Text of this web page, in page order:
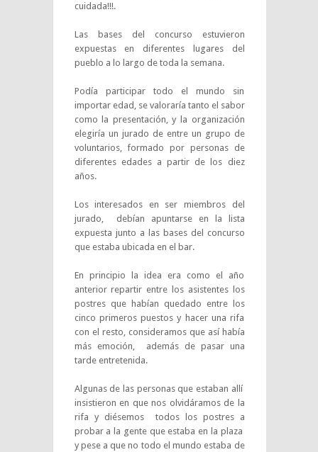
cuidada!!!.
Las bases del concurso estuvieron
expuestas en diferentes lugares del
pueblo a lo largo de toda la semana.
Podía participar todo el mundo sin
importar edad, se valoraría tanto el sabor
como la presentación, y la organización
elegiría un jurado de entre un grupo de
voluntarios, formado por personas de
diferentes edades a partir de los diez
años.
Los interesados en ser miembros del
jurado, debían apuntarse en la lista
expuesta junto a las bases del concurso
que estaba ubicada en el bar.
En principio la idea era como el año
anterior repartir entre los asistentes los
postres que habían quedado entre los
cinco primeros puestos y hacer una rifa
con el resto, consideramos que así había
más emoción, además de pasar una
tarde entretenida.
Algunas de las personas que estaban allí
insistieron en que nos olvidáramos de la
rifa y diésemos todos los postres a
probar a la gente que estaba en la plaza
y pese a que no todo el mundo estaba de